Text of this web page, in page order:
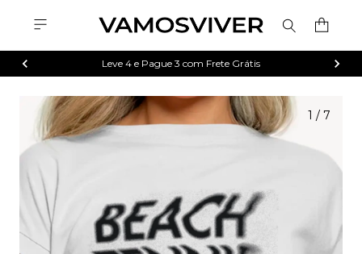
Leve 4 e Pague 3 com Frete Grátis
1 / 7